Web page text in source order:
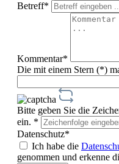
Betreff*
Kommentar*
Die mit einem Stern (*)
Bitte geben Sie die
ein. *
Datenschutz*
Ich habe die
genommen und erkenne